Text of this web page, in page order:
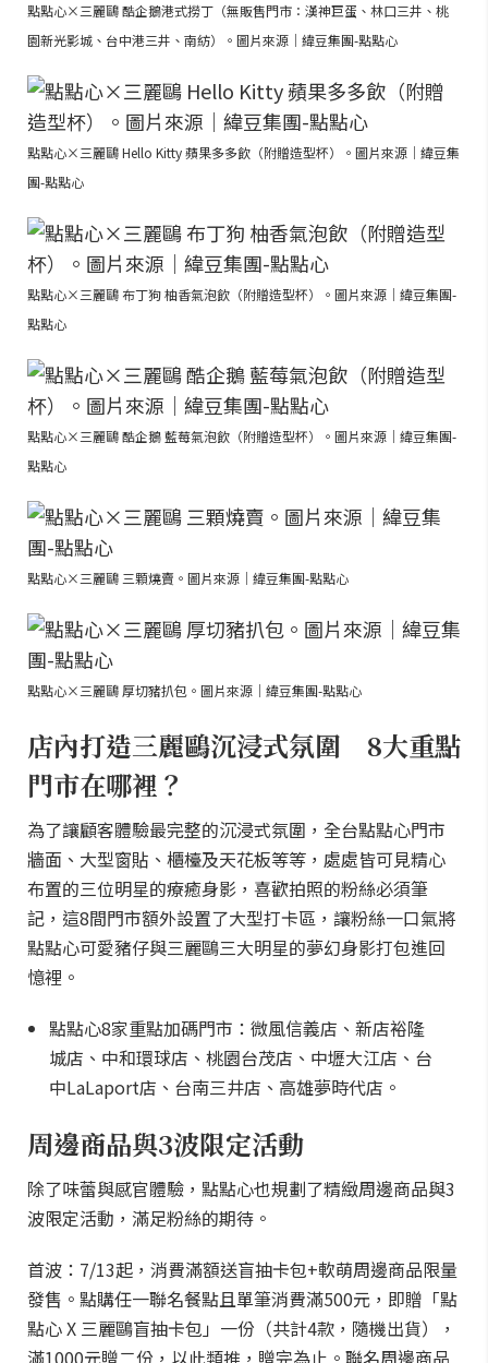
點點心×三麗鷗 酷企鵝港式撈丁（無販售門市：漢神巨蛋、林口三井、桃
園新光影城、台中港三井、南紡）。圖片來源｜緯豆集團-點點心
點點心×三麗鷗 Hello Kitty 蘋果多多飲（附贈造型杯）。圖片來源｜緯豆集
團-點點心
點點心×三麗鷗 布丁狗 柚香氣泡飲（附贈造型杯）。圖片來源｜緯豆集團-
點點心
點點心×三麗鷗 酷企鵝 藍莓氣泡飲（附贈造型杯）。圖片來源｜緯豆集團-
點點心
點點心×三麗鷗 三顆燒賣。圖片來源｜緯豆集團-點點心
點點心×三麗鷗 厚切豬扒包。圖片來源｜緯豆集團-點點心
店內打造三麗鷗沉浸式氛圍 8大重點
門市在哪裡？
為了讓顧客體驗最完整的沉浸式氛圍，全台點點心門市
牆面、大型窗貼、櫃檯及天花板等等，處處皆可見精心
布置的三位明星的療癒身影，喜歡拍照的粉絲必須筆
記，這8間門市額外設置了大型打卡區，讓粉絲一口氣將
點點心可愛豬仔與三麗鷗三大明星的夢幻身影打包進回
憶裡。
點點心8家重點加碼門市：微風信義店、新店裕隆
城店、中和環球店、桃園台茂店、中壢大江店、台
中LaLaport店、台南三井店、高雄夢時代店。
周邊商品與3波限定活動
除了味蕾與感官體驗，點點心也規劃了精緻周邊商品與3
波限定活動，滿足粉絲的期待。
首波：7/13起，消費滿額送盲抽卡包+軟萌周邊商品限量
發售。點購任一聯名餐點且單筆消費滿500元，即贈「點
點心 X 三麗鷗盲抽卡包」一份（共計4款，隨機出貨），
滿1000元贈二份，以此類推，贈完為止。聯名周邊商品